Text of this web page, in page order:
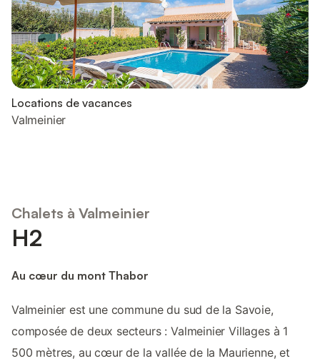
Locations de vacances
Valmeinier
Chalets à Valmeinier
H2
Au cœur du mont Thabor
Valmeinier est une commune du sud de la Savoie,
composée de deux secteurs : Valmeinier Villages à 1
500 mètres, au cœur de la vallée de la Maurienne, et